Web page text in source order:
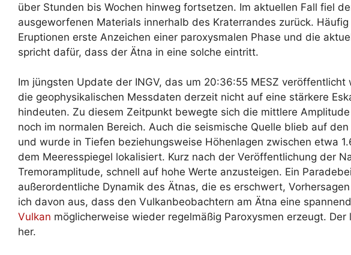
über Stunden bis Wochen hinweg fortsetzen. Im aktuellen Fall fiel
ausgeworfenen Materials innerhalb des Kraterrandes zurück.
Eruptionen erste Anzeichen einer paroxysmalen Phase und die
spricht dafür, dass der Ätna in eine solche eintritt.
Im jüngsten Update der INGV, das um 20:36:55 MESZ
die geophysikalischen Messdaten derzeit nicht auf eine stärkere
hindeuten. Zu diesem Zeitpunkt bewegte sich die mittlere
noch im normalen Bereich. Auch die seismische Quelle blieb auf
und wurde in Tiefen beziehungsweise Höhenlagen zwischen etwa
dem Meeresspiegel lokalisiert. Kurz nach der Veröffentlichung der
Tremoramplitude, schnell auf hohe Werte anzusteigen. Ein
außerordentliche Dynamik des Ätnas, die es erschwert,
ich davon aus, dass den Vulkanbeobachtern am Ätna eine
Vulkan möglicherweise wieder regelmäßig Paroxysmen erzeugt.
her.